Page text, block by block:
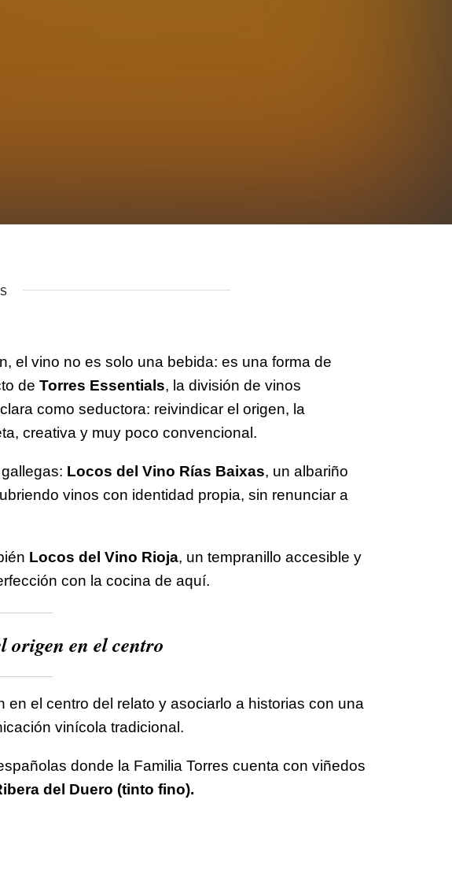
el vino no es solo una bebida: es una forma de
de Torres Essentials, la división de vinos
como seductora: reivindicar el origen, la
creativa y muy poco convencional.
Locos del Vino Rías Baixas, un albariño
vinos con identidad propia, sin renunciar a
Locos del Vino Rioja, un tempranillo accesible y
con la cocina de aquí.
origen en el centro
el centro del relato y asociarlo a historias con una
vinícola tradicional.
donde la Familia Torres cuenta con viñedos
del Duero (tinto fino).